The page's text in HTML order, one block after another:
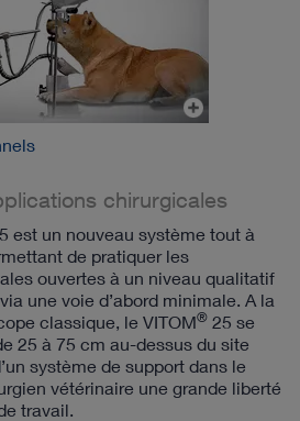
chirurgicales
est un nouveau système tout à
de pratiquer les
ouvertes à un niveau qualitatif
une voie d’abord minimale. A la
classique, le VITOM® 25 se
25 à 75 cm au-dessus du site
système de support dans le
vétérinaire une grande liberté
travail.